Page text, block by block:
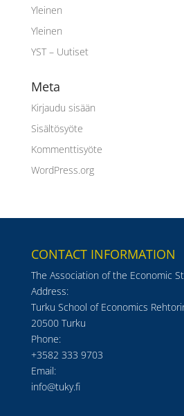
Yleinen
Yleinen
YST – Uutiset
Meta
Kirjaudu sisään
Sisältösyöte
Kommenttisyöte
WordPress.org
CONTACT INFORMATION
The Association of the Economic
Address:
Turku School of Economics
20500 Turku
Phone:
+3582 333 9703
Email:
info@tuky.fi